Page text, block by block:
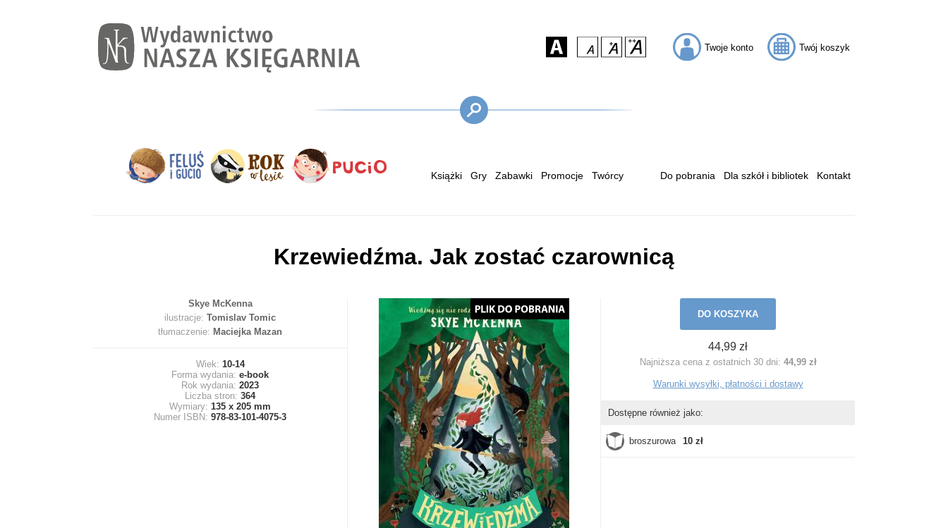
Twoje konto Twój koszyk
Książki Gry Zabawki Promocje Twórcy Do pobrania Dla szkół i bibliotek Kontakt
Krzewiedźma. Jak zostać czarownicą
DO KOSZYKA
44,99 zł
Najniższa cena z ostatnich 30 dni: 44,99 zł
Warunki wysyłki, płatności i dostawy
Dostępne również jako:
broszurowa 10 zł
Skye McKenna
ilustracje: Tomislav Tomic
tłumaczenie: Maciejka Mazan
Wiek: 10-14
Forma wydania: e-book
Rok wydania: 2023
Liczba stron: 364
Wymiary: 135 x 205 mm
Numer ISBN: 978-83-101-4075-3